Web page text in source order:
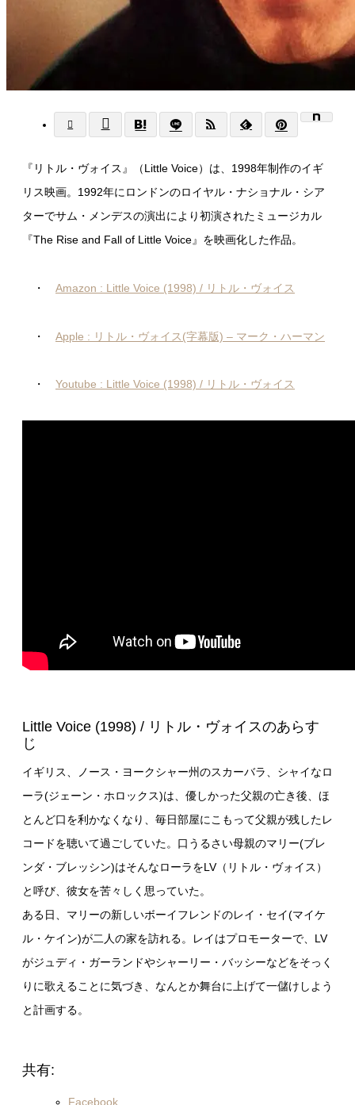
『リトル・ヴォイス』（Little Voice）は、1998年制作のイギ
リス映画。1992年にロンドンのロイヤル・ナショナル・シア
ターでサム・メンデスの演出により初演されたミュージカル
『The Rise and Fall of Little Voice』を映画化した作品。
・ Amazon : Little Voice (1998) / リトル・ヴォイス
・ Apple : リトル・ヴォイス(字幕版) – マーク・ハーマン
・ Youtube : Little Voice (1998) / リトル・ヴォイス
Little Voice (1998) / リトル・ヴォイスのあらす
じ
イギリス、ノース・ヨークシャー州のスカーバラ、シャイなロ
ーラ(ジェーン・ホロックス)は、優しかった父親の亡き後、ほ
とんど口を利かなくなり、毎日部屋にこもって父親が残したレ
コードを聴いて過ごしていた。口うるさい母親のマリー(ブレ
ンダ・ブレッシン)はそんなローラをLV（リトル・ヴォイス）
と呼び、彼女を苦々しく思っていた。
ある日、マリーの新しいボーイフレンドのレイ・セイ(マイケ
ル・ケイン)が二人の家を訪れる。レイはプロモーターで、LV
がジュディ・ガーランドやシャーリー・バッシーなどをそっく
りに歌えることに気づき、なんとか舞台に上げて一儲けしよう
と計画する。
共有:
Facebook